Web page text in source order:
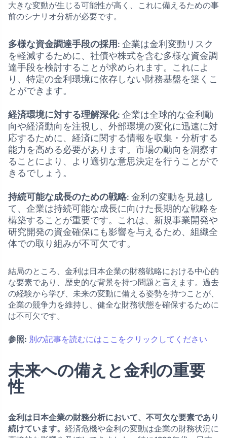
大きな変動が生じる可能性が高く、これに備えるための事
前のシナリオ分析が必要です。
多様な資金調達手段の採用: 企業は金利変動リスク
を軽減するために、社債や株式を含む多様な資金調
達手段を検討することが求められます。これによ
り、特定の金利環境に依存しない財務基盤を築くこ
とができます。
経済環境に対する理解深化: 企業は全球的な金利動
向や経済動向を注視し、外部環境の変化に迅速に対
応するために、経済に関する情報を収集・分析する
能力を高める必要があります。市場の動向を洞察す
ることにより、より適切な意思決定を行うことがで
きるでしょう。
持続可能な成長のための戦略: 金利の変動を見越し
て、企業は持続可能な成長に向けた長期的な戦略を
構築することが重要です。これは、新規事業開発や
研究開発の資金確保にも影響を与えるため、組織全
体での取り組みが不可欠です。
結局のところ、金利は日本企業の財務戦略における中心的
な要素であり、歴史的な背景を持つ問題と言えます。過去
の経験から学び、未来の変動に備える姿勢を持つことが、
企業の競争力を維持し、健全な財務状態を確保するために
は不可欠です。
参照: 別の記事を読むにはここをクリックしてください
未来への備えと金利の重要
性
金利は日本企業の財務分析において、不可欠な要素であり
続けています。 経済危機や金利の変動は企業の財務状況に